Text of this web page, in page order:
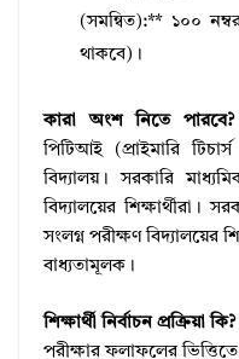
(সমন্বিত):** ১০০
থাকবে)।
কারা অংশ নিতে পারবে?
পিটিআই (প্রাইমারি
বিদ্যালয়। সরকারি
বিদ্যালয়ের শিক্ষার্থীরা।
সংলগ্ন পরীক্ষণ বিদ্যালয়ের
বাধ্যতামূলক।
শিক্ষার্থী নির্বাচন প্রক্রিয়া কি?
পরীক্ষার ফলাফলের